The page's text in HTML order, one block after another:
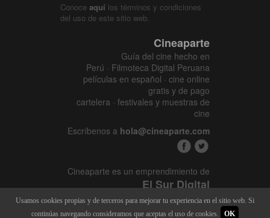
Conoce aquí los términos y condiciones
del uso de este sitio web.
Cineaparte
Guía del cine hecho en
Perú · Filmoteca Digital Peruana
películas en español · cine online
gratis y de pago
cartelera · festivales y muestras de
cine
Escríbenos a hola@cineaparte.com
Cineaparte es un emprendimiento de
El Sur Digital
www.elsurcine.com
Desarrollado porSALA247
Usamos cookies propias y de terceros para mejorar tu experiencia en el sitio web. Si
continúas navegando consideramos que aceptas el uso de cookies.
OK